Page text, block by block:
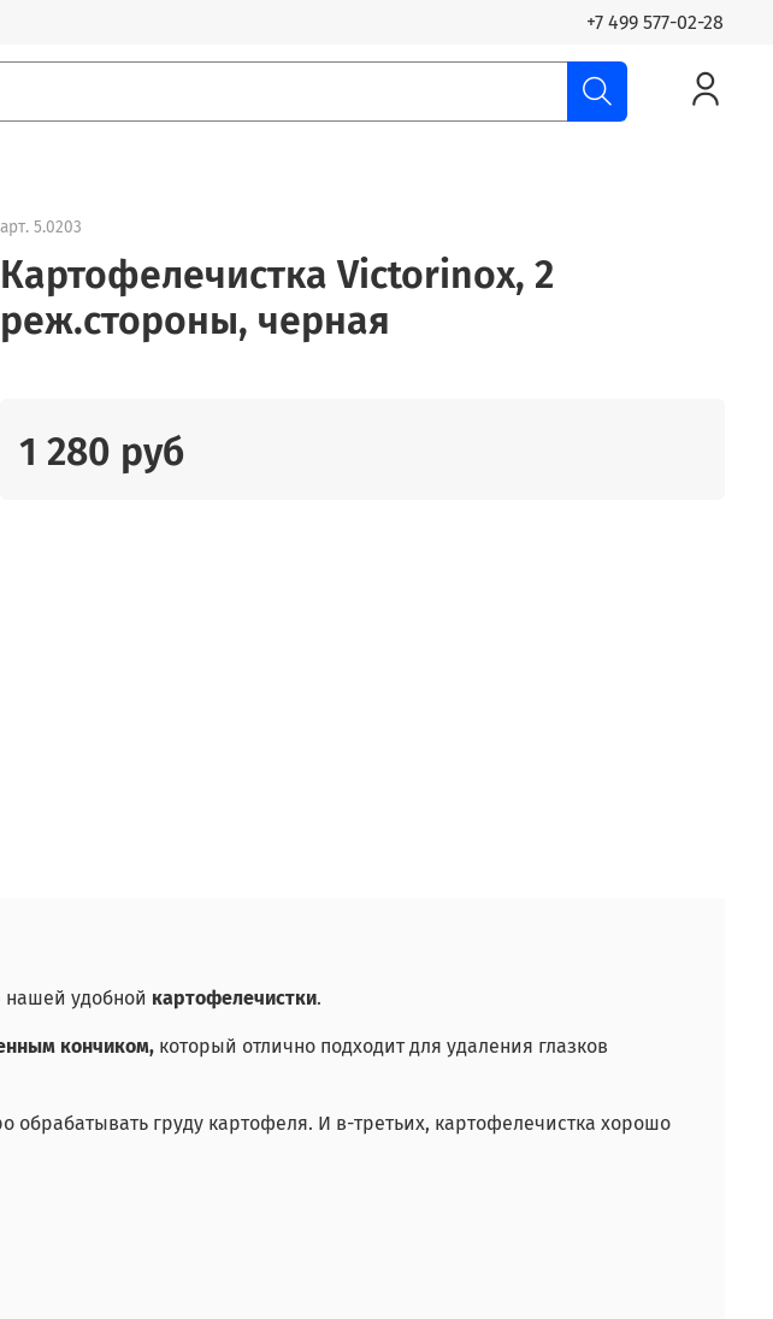
+7 499 577-02-28
арт. 5.0203
Картофелечистка Victorinox, 2
реж.стороны, черная
1 280 руб
нашей удобной картофелечистки.
кончиком, который отлично подходит для удаления глазков
обрабатывать груду картофеля. И в-третьих, картофелечистка хорошо